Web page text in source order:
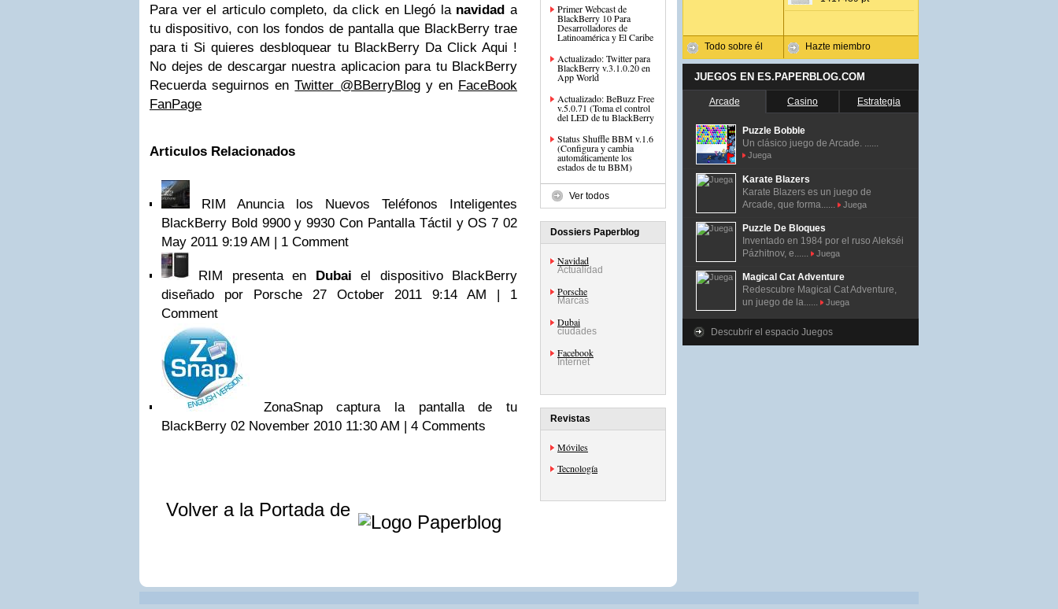
Para ver el articulo completo, da click en Llegó la navidad a
tu dispositivo, con los fondos de pantalla que BlackBerry trae
para ti Si quieres desbloquear tu BlackBerry Da Click Aqui !
No dejes de descargar nuestra aplicacion para tu BlackBerry
Recuerda seguirnos enTwitter @BBerryBlogy en FaceBook
FanPage
Articulos Relacionados
RIM Anuncia los Nuevos Teléfonos Inteligentes
BlackBerry Bold 9900 y 9930 Con Pantalla Táctil y OS 7 02
May 2011 9:19 AM | 1 Comment
RIM presenta en Dubai el dispositivo BlackBerry
diseñado por Porsche 27 October 2011 9:14 AM | 1
Comment
ZonaSnap captura la pantalla de tu
BlackBerry 02 November 2010 11:30 AM | 4 Comments
Volver a la Portada de
Primer Webcast de
BlackBerry 10 Para
Desarrolladores de
Latinoamérica y El Caribe
Actualizado: Twitter para
BlackBerry v.3.1.0.20 en
App World
Actualizado: BeBuzz Free
v.5.0.71 (Toma el control
del LED de tu BlackBerry
Status Shuffle BBM v.1.6
(Configura y cambia
automáticamente los
estados de tu BBM)
Ver todos
Dossiers Paperblog
Navidad
Actualidad
Porsche
Marcas
Dubai
ciudades
Facebook
Internet
Revistas
Móviles
Tecnología
Todo sobre él Hazte miembro
JUEGOS EN ES.PAPERBLOG.COM
Arcade Casino Estrategia
Puzzle Bobble
Un clásico juego de Arcade. ......
Juega
Karate Blazers
Karate Blazers es un juego de
Arcade, que forma......
Juega
Puzzle De Bloques
Inventado en 1984 por el ruso Alekséi
Pázhitnov, e......
Juega
Magical Cat Adventure
Redescubre Magical Cat Adventure,
un juego de la......
Juega
Descubrir el espacio Juegos